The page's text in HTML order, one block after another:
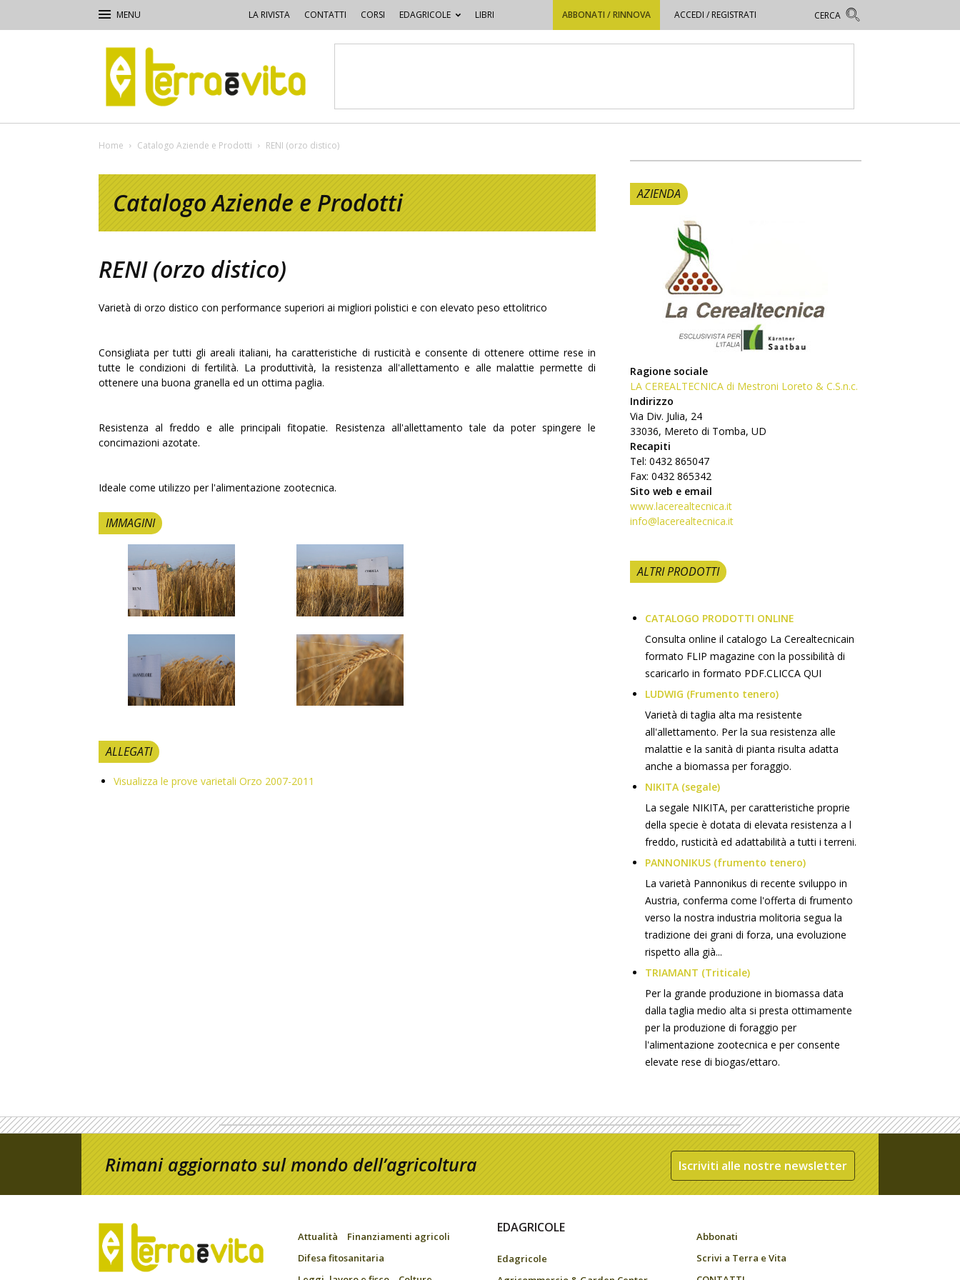
LA RIVISTA CONTATTI CORSI EDAGRICOLE LIBRI ABBONATI / RINNOVA ACCEDI / REGISTRATI
e
Vita
Home Catalogo Aziende e Prodotti RENI (orzo distico)
Catalogo Aziende e Prodotti
RENI (orzo distico)
Varietà di orzo distico con performance superiori ai migliori polistici e con elevato peso ettolitrico
Consigliata per tutti gli areali italiani, ha caratteristiche di rusticità e consente di ottenere ottime rese in
tutte le condizioni di fertilità. La produttività, la resistenza all'allettamento e alle malattie permette di
ottenere una buona granella ed un ottima paglia.
Resistenza al freddo e alle principali fitopatie. Resistenza all'allettamento tale da poter spingere le
concimazioni azotate.
Ideale come utilizzo per l'alimentazione zootecnica.
IMMAGINI
ALLEGATI
Visualizza le prove varietali Orzo 2007-2011
AZIENDA
Ragione sociale
LA CEREALTECNICA di Mestroni Loreto & C.S.n.c.
Indirizzo
Via Div. Julia, 24
33036, Mereto di Tomba, UD
Recapiti
Tel: 0432 865047
Fax: 0432 865342
Sito web e email
www.lacerealtecnica.it
info@lacerealtecnica.it
ALTRI PRODOTTI
CATALOGO PRODOTTI ONLINE
Consulta online il catalogo La Cerealtecnicain
formato FLIP magazine con la possibilità di
scaricarlo in formato PDF.CLICCA QUI
LUDWIG (Frumento tenero)
Varietà di taglia alta ma resistente
all'allettamento. Per la sua resistenza alle
malattie e la sanità di pianta risulta adatta
anche a biomassa per foraggio.
NIKITA (segale)
La segale NIKITA, per caratteristiche proprie
della specie è dotata di elevata resistenza a l
freddo, rusticità ed adattabilità a tutti i terreni.
PANNONIKUS (frumento tenero)
La varietà Pannonikus di recente sviluppo in
Austria, conferma come l'offerta di frumento
verso la nostra industria molitoria segua la
tradizione dei grani di forza, una evoluzione
rispetto alla già...
TRIAMANT (Triticale)
Per la grande produzione in biomassa data
dalla taglia medio alta si presta ottimamente
per la produzione di foraggio per
l'alimentazione zootecnica e per consente
elevate rese di biogas/ettaro.
Rimani aggiornato sul mondo dell’agricoltura Iscriviti alle nostre newsletter
Attualità
Finanziamenti agricoli
Difesa fitosanitaria
EDAGRICOLE
Edagricole
Abbonati
Scrivi a Terra e Vita